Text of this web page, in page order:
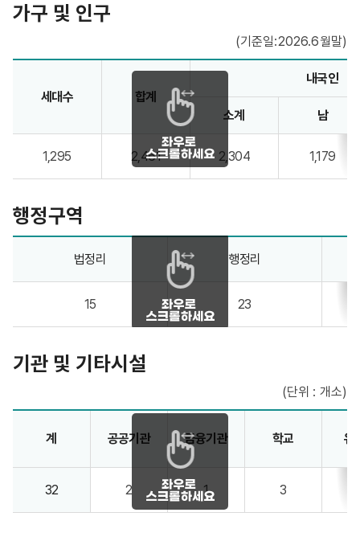
가구 및 인구
(기준일:2026.6월말)
가구 및 인구 안내 - 구분, 가구(계, 농가, 비농가), 인구(계, 남, 여) 정보제공
세대수 합계
내국인
소계 남
1,295 2,461 2,304 1,179
행정구역
예산읍 행정구역 - 법정리, 행정리, 자연마을, 반 정보제공
법정리 행정리
15 23
기관 및 기타시설
(단위 : 개소)
기관 및 기타시설 안내 - 계, 공공기관, 금융기관, 학교, 유치원, 종교, 경로당, 노인요양원, 아동복지시설 정보제공
계 공공기관 금융기관 학교 유
32 2 1 3